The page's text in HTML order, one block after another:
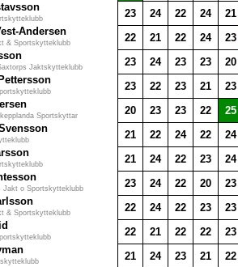
23 24 22 24 21
Andersen
& Sportskytteklubb 22 21 22 24 23
Jaktskytteklubb 23 24 23 23 20
23 22 23 21 23
Sportskyttar 20 23 23 22 25
21 22 24 22 24
21 24 22 23 24
Jakt o Sportskytteklubb 23 24 22 20 23
& Sportskytteklubb 22 24 22 23 23
22 21 22 22 23
21 24 23 21 22